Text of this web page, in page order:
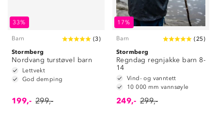
33%
Barn (3)
Stormberg
Nordvang turstøvel barn
Lettvekt
God demping
199,- 299,-
17%
Barn (25)
Stormberg
Regndag regnjakke barn 8-
14
Vind- og vanntett
10 000 mm vannsøyle
249,- 299,-